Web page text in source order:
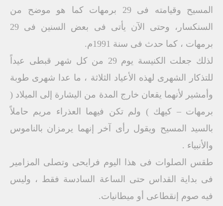
المسيح وقيامته فى 29 برمهات كما هو موضح من
السنكسار، وحتى الآن يأتى فى بعض السنين فى 29
برمهات ، كما حدث فى سنة 1991م.
لذلك جعلت الكنيسة يوم 29 من كل شهر قبطى عيداً
للتذكار الشهرى لهذه الأعياد الثلاثة ، ما عدا شهرى طوبة
وأمشير لأنهما يقعان خارج المدة من اليشارة إلى الميلاد (
برمهات – كيهك ) ولم تكن فيهما العذراء مريم حاملاً
بالسيد المسيح ويقول رأى آخر إنهما يرمزان بالناموس
والأنبياء .
طقس الصلوات فى هذا اليوم فرايحى وتصلى المزامير
فى بداية القداس حتى الساعة السادسة فقط ، وليس
فيه صوم إنقطاعى أو ميطانيات.